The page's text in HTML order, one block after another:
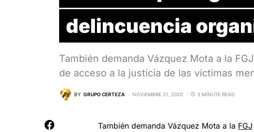
delincuencia
También demanda Vázquez Mota a la
de acceso a la justicia de las víctimas
BY GRUPO CERTEZA NOVIEMBRE 21, 2020 3 MINUTE READ
También demanda Vázquez Mota a la FGJ